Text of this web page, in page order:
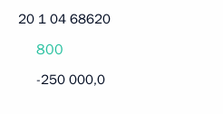
20 1 04 68620
800
-250 000,0